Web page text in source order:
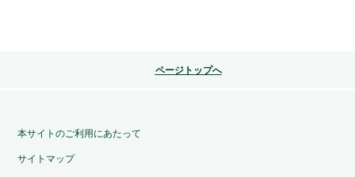
ページトップへ
本サイトのご利用にあたって
サイトマップ